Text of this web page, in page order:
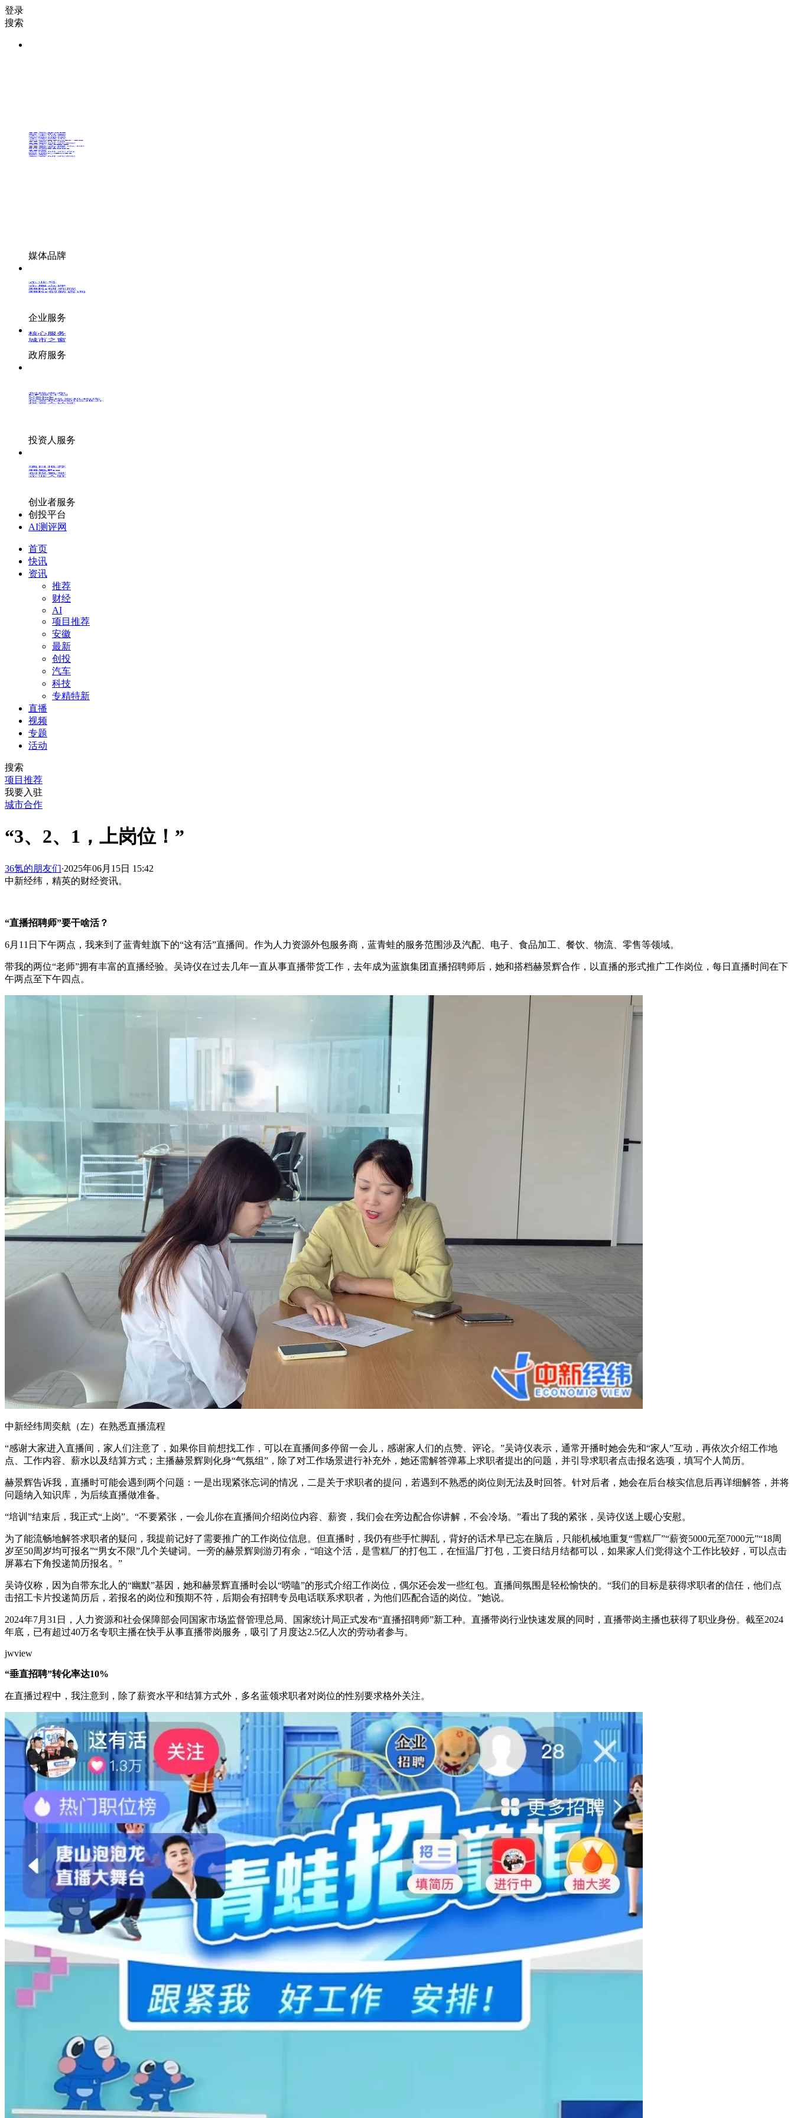
登录
搜索
36氪Auto
未来消费
未来城市
36氪出海
硬氪
媒体品牌
企业号
企服点评
36Kr研究院
36Kr创新咨询
企业服务
核心服务
城市之窗
政府服务
创投发布
LP源计划
VClub
VClub投资机构库
投资机构职位推介
投资人认证
投资人服务
项目推荐
36氪Pro
创投氪堂
企业入驻
创业者服务
创投平台
AI测评网
首页
快讯
资讯
推荐
财经
AI
项目推荐
安徽
最新
创投
汽车
科技
专精特新
直播
视频
专题
活动
搜索
项目推荐
我要入驻
城市合作
“3、2、1，上岗位！”
36氪的朋友们·2025年06月15日 15:42
中新经纬，精英的财经资讯。
“直播招聘师”要干啥活？
6月11日下午两点，我来到了蓝青蛙旗下的“这有活”直播间。作为人力资源外包服务商，蓝青蛙的服务范围涉及汽配、电子、食品加工、餐饮、物流、零售等领域。
带我的两位“老师”拥有丰富的直播经验。吴诗仪在过去几年一直从事直播带货工作，去年成为蓝旗集团直播招聘师后，她和搭档赫景辉合作，以直播的形式推广工作岗位，每日直播时间在下
午两点至下午四点。
中新经纬周奕航（左）在熟悉直播流程
“感谢大家进入直播间，家人们注意了，如果你目前想找工作，可以在直播间多停留一会儿，感谢家人们的点赞、评论。”吴诗仪表示，通常开播时她会先和“家人”互动，再依次介绍工作地
点、工作内容、薪水以及结算方式；主播赫景辉则化身“气氛组”，除了对工作场景进行补充外，她还需解答弹幕上求职者提出的问题，并引导求职者点击报名选项，填写个人简历。
赫景辉告诉我，直播时可能会遇到两个问题：一是出现紧张忘词的情况，二是关于求职者的提问，若遇到不熟悉的岗位则无法及时回答。针对后者，她会在后台核实信息后再详细解答，并将
问题纳入知识库，为后续直播做准备。
“培训”结束后，我正式“上岗”。“不要紧张，一会儿你在直播间介绍岗位内容、薪资，我们会在旁边配合你讲解，不会冷场。”看出了我的紧张，吴诗仪送上暖心安慰。
为了能流畅地解答求职者的疑问，我提前记好了需要推广的工作岗位信息。但直播时，我仍有些手忙脚乱，背好的话术早已忘在脑后，只能机械地重复“雪糕厂”“薪资5000元至7000元”“18周
岁至50周岁均可报名”“男女不限”几个关键词。一旁的赫景辉则游刃有余，“咱这个活，是雪糕厂的打包工，在恒温厂打包，工资日结月结都可以，如果家人们觉得这个工作比较好，可以点击
屏幕右下角投递简历报名。”
吴诗仪称，因为自带东北人的“幽默”基因，她和赫景辉直播时会以“唠嗑”的形式介绍工作岗位，偶尔还会发一些红包。直播间氛围是轻松愉快的。“我们的目标是获得求职者的信任，他们点
击招工卡片投递简历后，若报名的岗位和预期不符，后期会有招聘专员电话联系求职者，为他们匹配合适的岗位。”她说。
2024年7月31日，人力资源和社会保障部会同国家市场监督管理总局、国家统计局正式发布“直播招聘师”新工种。直播带岗行业快速发展的同时，直播带岗主播也获得了职业身份。截至2024
年底，已有超过40万名专职主播在快手从事直播带岗服务，吸引了月度达2.5亿人次的劳动者参与。
jwview
“垂直招聘”转化率达10%
在直播过程中，我注意到，除了薪资水平和结算方式外，多名蓝领求职者对岗位的性别要求格外关注。